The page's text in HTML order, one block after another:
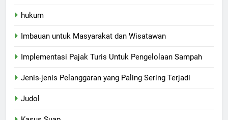
hukum
Imbauan untuk Masyarakat dan Wisatawan
Implementasi Pajak Turis Untuk Pengelolaan Sampah
Jenis-jenis Pelanggaran yang Paling Sering Terjadi
Judol